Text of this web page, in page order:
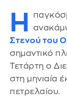
Η
Στενού του
σημαντικό
Τετάρτη ο
στη μηνιαία
πετρελαίου.